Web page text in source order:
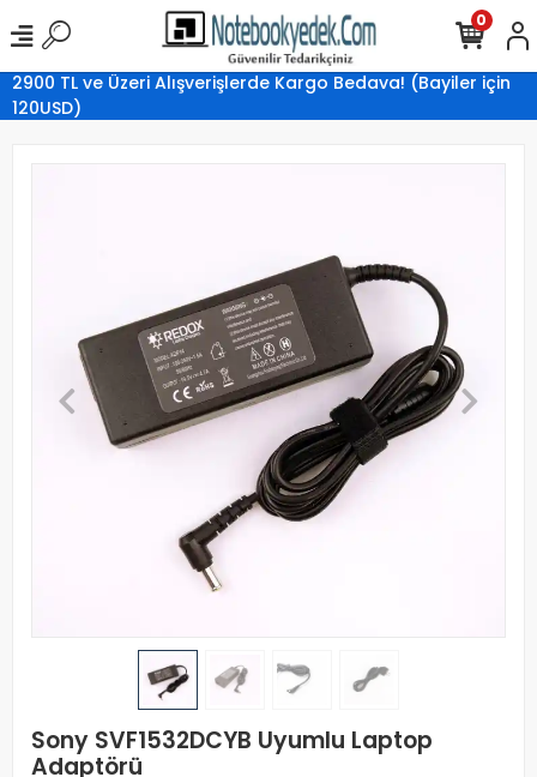
2900 TL ve Üzeri Alışverişlerde Kargo Bedava! (Bayiler için
120USD)
0
Sony SVF1532DCYB Uyumlu Laptop
Adaptörü